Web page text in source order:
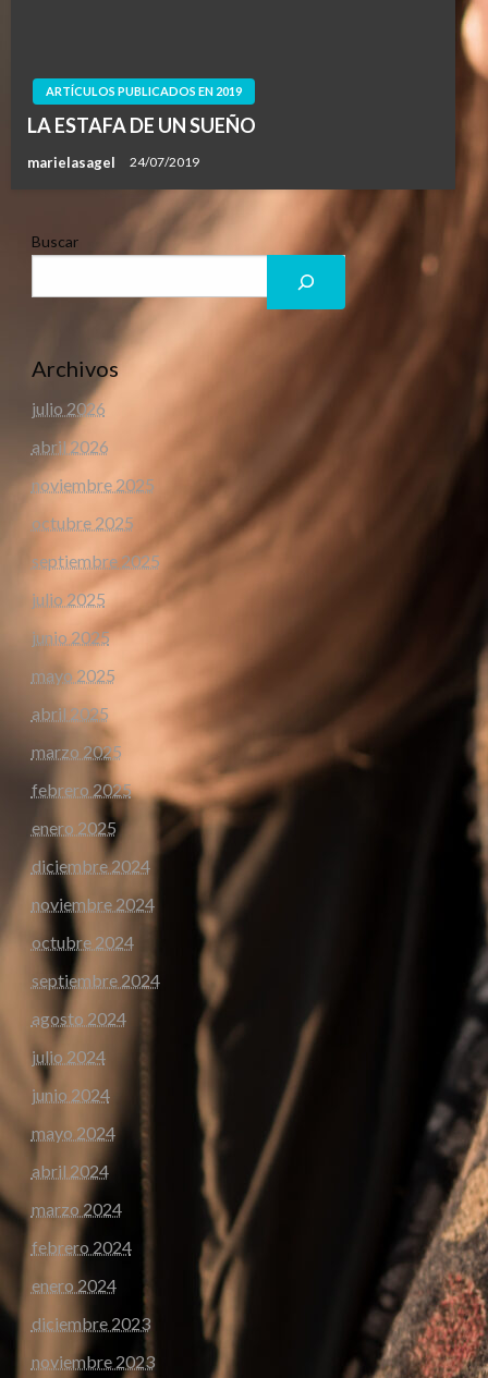
ARTÍCULOS PUBLICADOS EN 2019
LA ESTAFA DE UN SUEÑO
marielasagel 24/07/2019
Buscar
Archivos
julio 2026
abril 2026
noviembre 2025
octubre 2025
septiembre 2025
julio 2025
junio 2025
mayo 2025
abril 2025
marzo 2025
febrero 2025
enero 2025
diciembre 2024
noviembre 2024
octubre 2024
septiembre 2024
agosto 2024
julio 2024
junio 2024
mayo 2024
abril 2024
marzo 2024
febrero 2024
enero 2024
diciembre 2023
noviembre 2023